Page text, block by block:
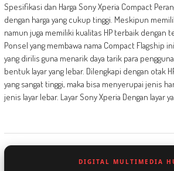
Spesifikasi dan Harga Sony Xperia Compact
dengan harga yang cukup tinggi. Meskipun
namun juga memiliki kualitas HP terbaik dengan
Ponsel yang membawa nama Compact Flagship
yang dirilis guna menarik daya tarik para
bentuk layar yang lebar. Dilengkapi dengan otak
yang sangat tinggi, maka bisa menyerupai jenis
jenis layar lebar. Layar Sony Xperia Dengan layar
DIGITAL MULTIMEDIA